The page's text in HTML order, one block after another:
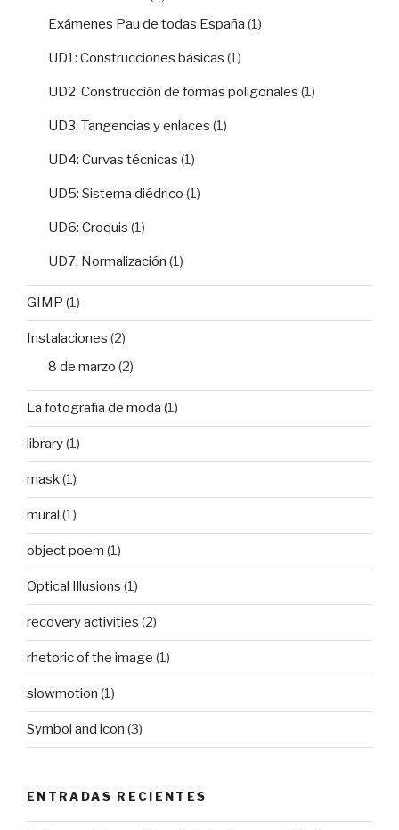
Exámenes Pau de todas España (1)
UD1: Construcciones básicas (1)
UD2: Construcción de formas poligonales (1)
UD3: Tangencias y enlaces (1)
UD4: Curvas técnicas (1)
UD5: Sistema diédrico (1)
UD6: Croquis (1)
UD7: Normalización (1)
GIMP (1)
Instalaciones (2)
8 de marzo (2)
La fotografía de moda (1)
library(1)
mask(1)
mural (1)
object poem (1)
Optical Illusions (1)
recovery activities (2)
rhetoric of the image (1)
slowmotion (1)
Symbol and icon (3)
ENTRADAS RECIENTES